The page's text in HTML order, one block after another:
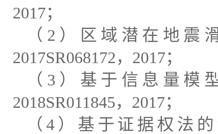
2017；
（ 2 ）区域潜在地震
2017SR068172， 2017；
（ 3 ）基于信息量模
2018SR011845， 2017；
（ 4）基于证据权法